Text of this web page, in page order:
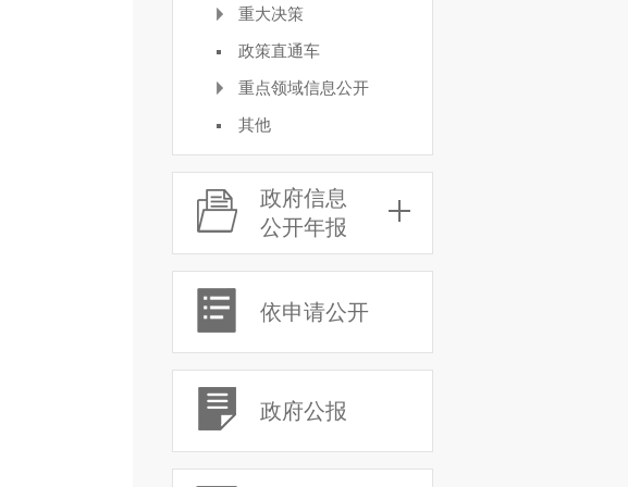
重大决策
政策直通车
重点领域信息公开
其他
政府信息
公开年报
依申请公开
政府公报